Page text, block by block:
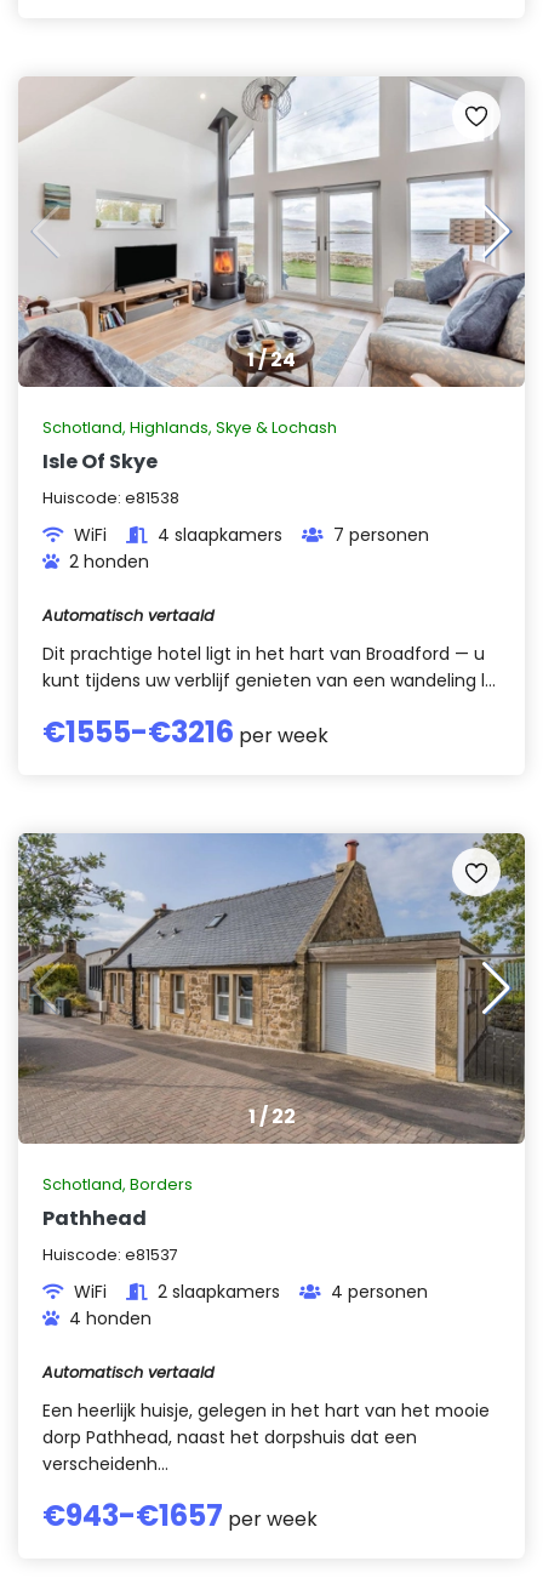
1/24
Schotland, Highlands, Skye & Lochash
Isle Of Skye
Huiscode: e81538
WiFi 4 slaapkamers
7 personen
2 honden
Automatisch vertaald
Dit prachtige hotel ligt in het hart van Broadford — u
kunt tijdens uw verblijf genieten van een wandeling l...
€1555-€3216 per week
1/22
Schotland, Borders
Pathhead
Huiscode: e81537
WiFi 2 slaapkamers
4 personen
4 honden
Automatisch vertaald
Een heerlijk huisje, gelegen in het hart van het mooie
dorp Pathhead, naast het dorpshuis dat een
verscheidenh...
€943-€1657 per week